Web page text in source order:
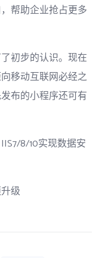
帮助企业抢占更多
初步的认识。现在
移动互联网必经之
布的小程序还可有
8/10实现数据安
级